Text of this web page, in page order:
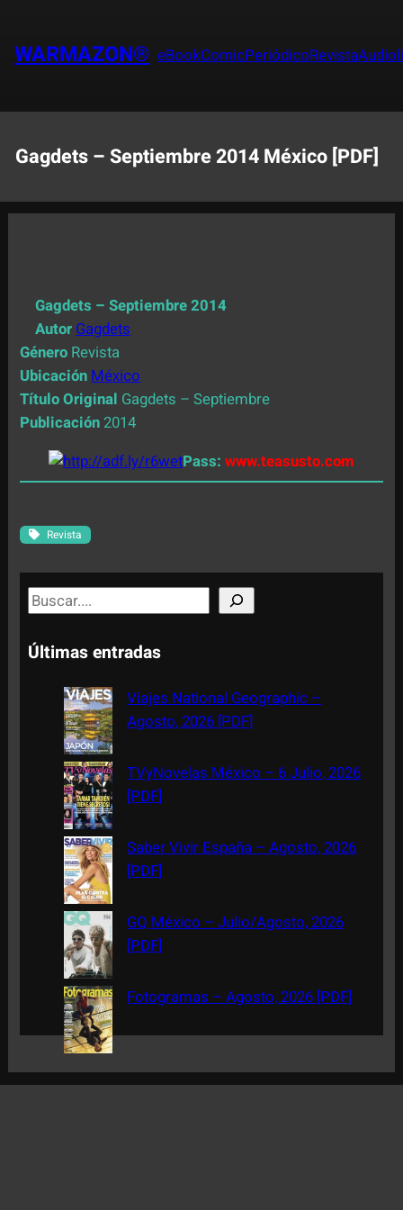
contenido
WARMAZON® eBookComicPeriódicoRevista
Gagdets – Septiembre 2014 México [PDF]
Gagdets – Septiembre 2014
Autor Gagdets
Género Revista
Ubicación México
Título Original Gagdets – Septiembre
Publicación 2014
Pass: www.teasusto.com
Revista
S
e
a
Últimas entradas
Viajes National Geographic –
Agosto, 2026 [PDF]
TVyNovelas México – 6 Julio, 2026
[PDF]
Saber Vivir España – Agosto, 2026
[PDF]
GQ México – Julio/Agosto, 2026
[PDF]
Fotogramas – Agosto, 2026 [PDF]